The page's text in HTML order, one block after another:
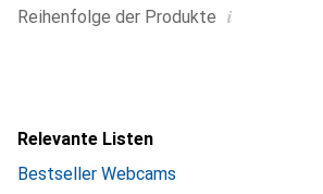
Reihenfolge der Produkte i
Relevante Listen
Bestseller Webcams